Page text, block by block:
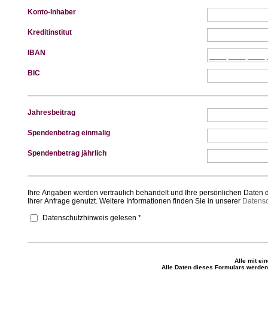
Konto-Inhaber
Kreditinstitut
IBAN
BIC
Jahresbeitrag
Spendenbetrag einmalig
Spendenbetrag jährlich
Ihre Angaben werden vertraulich behandelt und Ihre persönlichen
Ihrer Anfrage genutzt. Weitere Informationen finden Sie in unserer
Datenschutzhinweis gelesen *
Alle mit
Alle Daten dieses Formulars